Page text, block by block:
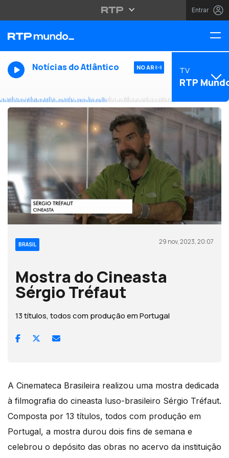
Entrar
Notícias do Atlântico NO AR TV
RTP
BRASIL 29 nov, 2023, 20:07
Mostra do Cineasta
Sérgio Tréfaut
13 títulos, todos com produção em Portugal
A Cinemateca Brasileira realizou uma mostra dedicada
à filmografia do cineasta luso-brasileiro Sérgio Tréfaut.
Composta por 13 títulos, todos com produção em
Portugal, a mostra durou dois fins de semana e
celebrou o depósito das obras no acervo da instituição